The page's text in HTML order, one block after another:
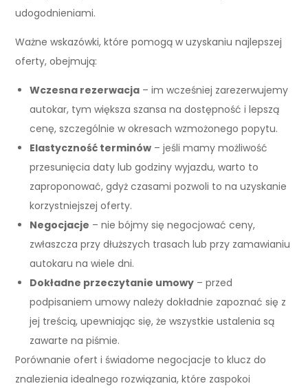
udogodnieniami.
Ważne wskazówki, które pomogą w uzyskaniu najlepszej
oferty, obejmują:
Wczesna rezerwacja – im wcześniej zarezerwujemy
autokar, tym większa szansa na dostępność i lepszą
cenę, szczególnie w okresach wzmożonego popytu.
Elastyczność terminów – jeśli mamy możliwość
przesunięcia daty lub godziny wyjazdu, warto to
zaproponować, gdyż czasami pozwoli to na uzyskanie
korzystniejszej oferty.
Negocjacje – nie bójmy się negocjować ceny,
zwłaszcza przy dłuższych trasach lub przy zamawianiu
autokaru na wiele dni.
Dokładne przeczytanie umowy – przed
podpisaniem umowy należy dokładnie zapoznać się z
jej treścią, upewniając się, że wszystkie ustalenia są
zawarte na piśmie.
Porównanie ofert i świadome negocjacje to klucz do
znalezienia idealnego rozwiązania, które zaspokoi